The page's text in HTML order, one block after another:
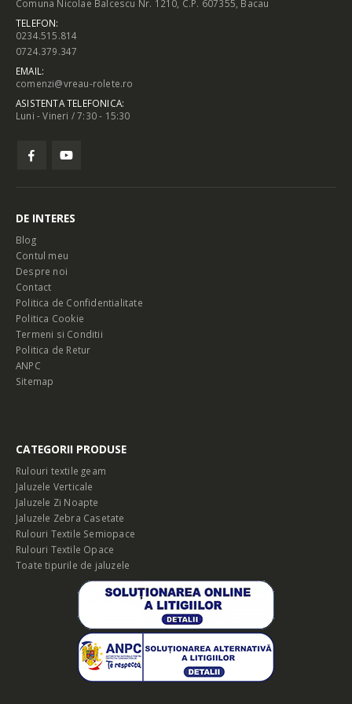
Comuna Nicolae Balcescu Nr. 1210, C.P. 607355, Bacau
TELEFON:
0234.515.814
0724.379.347
EMAIL:
comenzi@vreau-rolete.ro
ASISTENTA TELEFONICA:
Luni - Vineri / 7:30 - 15:30
DE INTERES
Blog
Contul meu
Despre noi
Contact
Politica de Confidentialitate
Politica Cookie
Termeni si Conditii
Politica de Retur
ANPC
Sitemap
CATEGORII PRODUSE
Rulouri textile geam
Jaluzele Verticale
Jaluzele Zi Noapte
Jaluzele Zebra Casetate
Rulouri Textile Semiopace
Rulouri Textile Opace
Toate tipurile de jaluzele